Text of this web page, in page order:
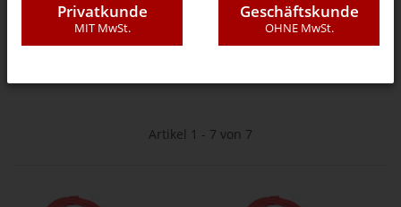
07E - Induktionsschleifen
Artikel 1 - 7 von 7
Privatkunde
MIT MwSt.
Geschäftskunde
OHNE MwSt.